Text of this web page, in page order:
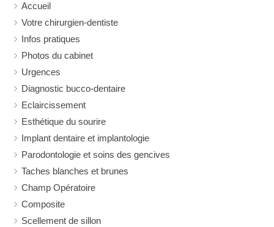
Accueil
Votre chirurgien-dentiste
Infos pratiques
Photos du cabinet
Urgences
Diagnostic bucco-dentaire
Eclaircissement
Esthétique du sourire
Implant dentaire et implantologie
Parodontologie et soins des gencives
Taches blanches et brunes
Champ Opératoire
Composite
Scellement de sillon